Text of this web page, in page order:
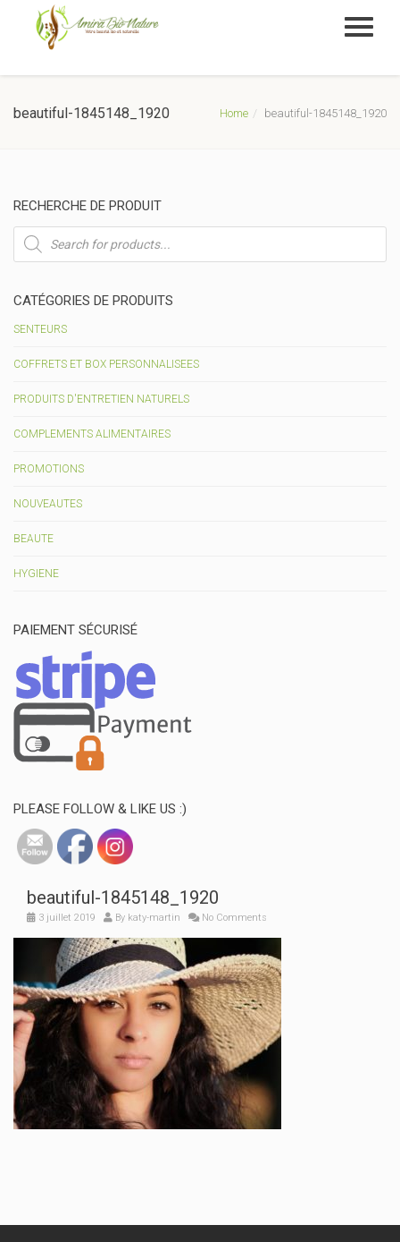
beautiful-1845148_1920 Home beautiful-1845148_1920
RECHERCHE DE PRODUIT
Recherche
de
produits
CATÉGORIES DE PRODUITS
SENTEURS
COFFRETS ET BOX PERSONNALISEES
PRODUITS D'ENTRETIEN NATURELS
COMPLEMENTS ALIMENTAIRES
PROMOTIONS
NOUVEAUTES
BEAUTE
HYGIENE
PAIEMENT SÉCURISÉ
PLEASE FOLLOW & LIKE US :)
beautiful-1845148_1920
3 juillet 2019 By katy-martin No Comments